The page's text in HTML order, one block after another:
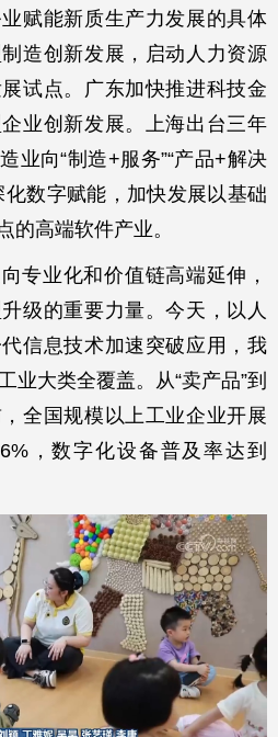
赋能新质生产力发展的具体
造创新发展，启动人力资源
试点。广东加快推进科技金
业创新发展。上海出台三年
业向“制造+服务”“产品+解决
数字赋能，加快发展以基础
的高端软件产业。
专业化和价值链高端延伸，
级的重要力量。今天，以人
信息技术加速突破应用，我
业大类全覆盖。从“卖产品”到
全国规模以上工业企业开展
，数字化设备普及率达到